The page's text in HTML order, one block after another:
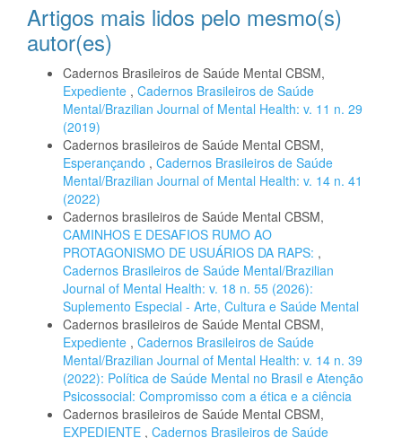
Artigos mais lidos pelo mesmo(s)
autor(es)
Cadernos Brasileiros de Saúde Mental CBSM,
Expediente , Cadernos Brasileiros de Saúde
Mental/Brazilian Journal of Mental Health: v. 11 n. 29
(2019)
Cadernos brasileiros de Saúde Mental CBSM,
Esperançando , Cadernos Brasileiros de Saúde
Mental/Brazilian Journal of Mental Health: v. 14 n. 41
(2022)
Cadernos brasileiros de Saúde Mental CBSM,
CAMINHOS E DESAFIOS RUMO AO
PROTAGONISMO DE USUÁRIOS DA RAPS: ,
Cadernos Brasileiros de Saúde Mental/Brazilian
Journal of Mental Health: v. 18 n. 55 (2026):
Suplemento Especial - Arte, Cultura e Saúde Mental
Cadernos brasileiros de Saúde Mental CBSM,
Expediente , Cadernos Brasileiros de Saúde
Mental/Brazilian Journal of Mental Health: v. 14 n. 39
(2022): Política de Saúde Mental no Brasil e Atenção
Psicossocial: Compromisso com a ética e a ciência
Cadernos brasileiros de Saúde Mental CBSM,
EXPEDIENTE , Cadernos Brasileiros de Saúde